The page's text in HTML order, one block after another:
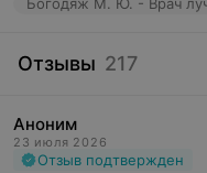
Наличие
Металлические
проводилось
металлических
рентген, чтобы
Отзывы 217
Аноним
23 июля 2026
Отзыв подтвержден